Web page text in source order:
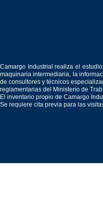
Camargo Industrial realiza el
maquinaria intermediaria, la
de consultores y técnicos
reglamentarias del Ministerio de
El inventario propio de Camargo
Se requiere cita previa para las